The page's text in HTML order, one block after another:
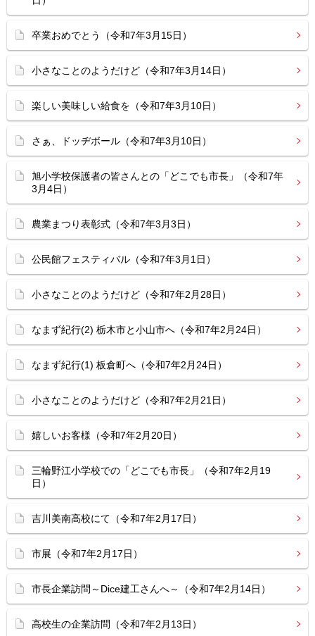
卒業おめでとう（令和7年3月15日）
小さなことのようだけど（令和7年3月14日）
楽しい美味しい給食を（令和7年3月10日）
さぁ、ドッヂボール（令和7年3月10日）
旭小学校保護者の皆さんとの「どこでも市長」（令和7年
3月4日）
農業まつり表彰式（令和7年3月3日）
公民館フェスティバル（令和7年3月1日）
小さなことのようだけど（令和7年2月28日）
なまず紀行(2) 栃木市と小山市へ（令和7年2月24日）
なまず紀行(1) 板倉町へ（令和7年2月24日）
小さなことのようだけど（令和7年2月21日）
嬉しいお客様（令和7年2月20日）
三輪野江小学校での「どこでも市長」（令和7年2月19
日）
吉川美南高校にて（令和7年2月17日）
市展（令和7年2月17日）
市長企業訪問～Dice建工さんへ～（令和7年2月14日）
高校生の企業訪問（令和7年2月13日）